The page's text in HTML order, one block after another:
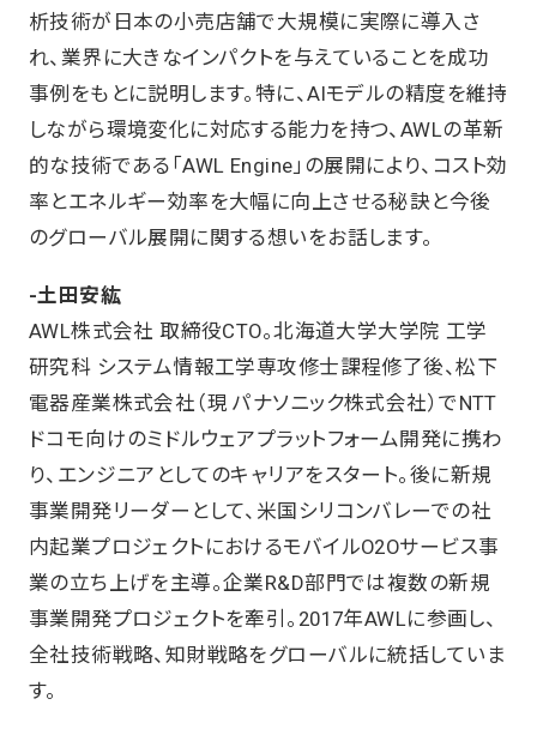
析技術が日本の小売店舗で大規模に実際に導入さ
れ、業界に大きなインパクトを与えていることを成功
事例をもとに説明します。特に、AIモデルの精度を維持
しながら環境変化に対応する能力を持つ、AWLの革新
的な技術である「AWL Engine」の展開により、コスト効
率とエネルギー効率を大幅に向上させる秘訣と今後
のグローバル展開に関する想いをお話します。
-土田安紘
AWL株式会社 取締役CTO。北海道大学大学院 工学
研究科 システム情報工学専攻修士課程修了後、松下
電器産業株式会社（現 パナソニック株式会社）でNTT
ドコモ向けのミドルウェアプラットフォーム開発に携わ
り、エンジニアとしてのキャリアをスタート。後に新規
事業開発リーダーとして、米国シリコンバレーでの社
内起業プロジェクトにおけるモバイルO2Oサービス事
業の立ち上げを主導。企業R&D部門では複数の新規
事業開発プロジェクトを牽引。2017年AWLに参画し、
全社技術戦略、知財戦略をグローバルに統括していま
す。